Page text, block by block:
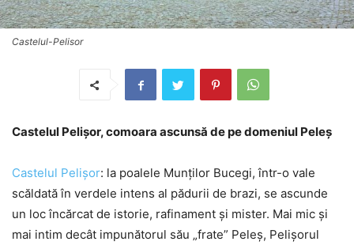
Castelul-Pelisor
Castelul Pelișor, comoara ascunsă de pe domeniul Peleș
Castelul Pelișor: la poalele Munților Bucegi, într-o vale
scăldată în verdele intens al pădurii de brazi, se ascunde
un loc încărcat de istorie, rafinament și mister. Mai mic și
mai intim decât impunătorul său „frate” Peleș, Pelișorul